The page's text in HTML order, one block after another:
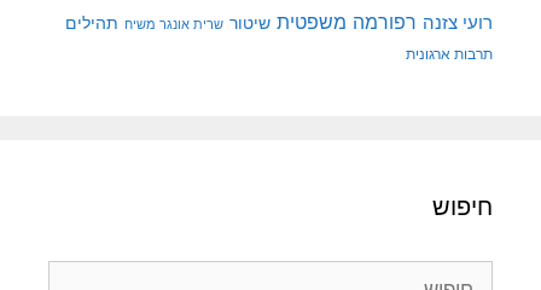
רועי צזנה רפורמה משפטית שיטור שרית אונגר משיח תהילים
תרבות ארגונית
חיפוש